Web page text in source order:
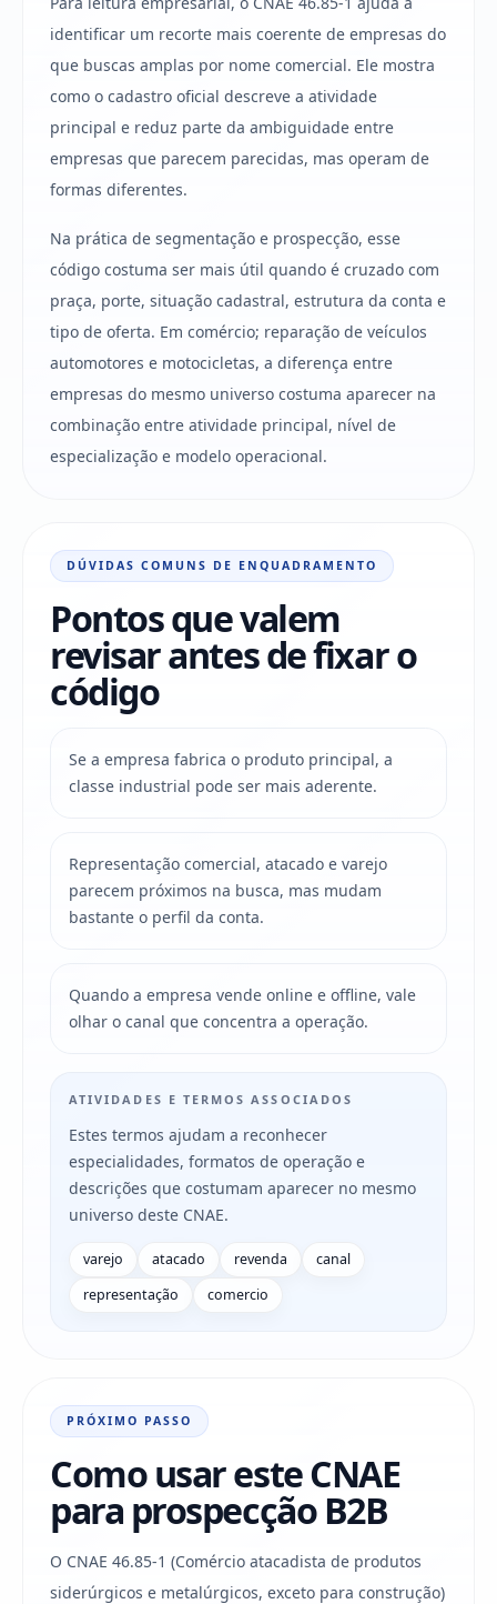
identificar um recorte mais coerente de empresas do
que buscas amplas por nome comercial. Ele mostra
como o cadastro oficial descreve a atividade
principal e reduz parte da ambiguidade entre
empresas que parecem parecidas, mas operam de
formas diferentes.
Na prática de segmentação e prospecção, esse
código costuma ser mais útil quando é cruzado com
praça, porte, situação cadastral, estrutura da conta e
tipo de oferta. Em comércio; reparação de veículos
automotores e motocicletas, a diferença entre
empresas do mesmo universo costuma aparecer na
combinação entre atividade principal, nível de
especialização e modelo operacional.
DÚVIDAS COMUNS DE ENQUADRAMENTO
Pontos que valem
revisar antes de fixar o
código
Se a empresa fabrica o produto principal, a
classe industrial pode ser mais aderente.
Representação comercial, atacado e varejo
parecem próximos na busca, mas mudam
bastante o perfil da conta.
Quando a empresa vende online e offline, vale
olhar o canal que concentra a operação.
ATIVIDADES E TERMOS ASSOCIADOS
Estes termos ajudam a reconhecer
especialidades, formatos de operação e
descrições que costumam aparecer no mesmo
universo deste CNAE.
varejo atacado revenda
canal
representação
comercio
PRÓXIMO PASSO
Como usar este CNAE
para prospecção B2B
O CNAE 46.85-1 (Comércio atacadista de produtos
siderúrgicos e metalúrgicos, exceto para construção)